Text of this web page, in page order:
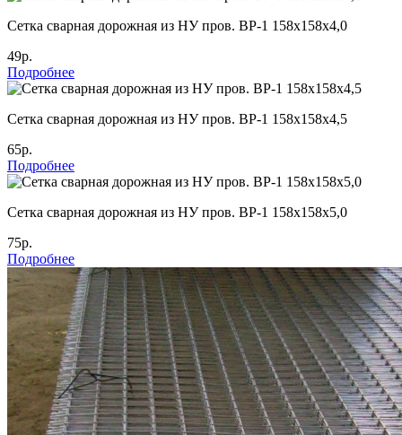
Cетка сварная дорожная из НУ пров. ВР-1 158х158х4,0
49р.
Подробнее
Cетка сварная дорожная из НУ пров. ВР-1 158х158х4,5
65р.
Подробнее
Cетка сварная дорожная из НУ пров. ВР-1 158х158х5,0
75р.
Подробнее